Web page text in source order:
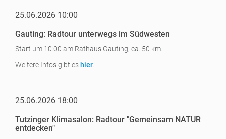
25.06.2026 10:00
Gauting: Radtour unterwegs im Südwesten
Start um 10:00 am Rathaus Gauting, ca. 50 km.
Weitere Infos gibt es hier
25.06.2026 18:00
Tutzinger Klimasalon: Radtour "Gemeinsam NATUR
entdecken"